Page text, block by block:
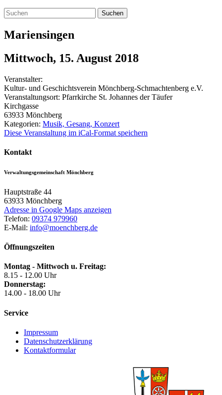
Suchen
Mariensingen
Mittwoch, 15. August 2018
Veranstalter:
Kultur- und Geschichtsverein Mönchberg-Schmachtenberg e.V.
Veranstaltungsort: Pfarrkirche St. Johannes der Täufer
Kirchgasse
63933 Mönchberg
Kategorien: Musik, Gesang, Konzert
Diese Veranstaltung im iCal-Format speichern
Kontakt
Verwaltungsgemeinschaft Mönchberg
Hauptstraße 44
63933 Mönchberg
Adresse in Google Maps anzeigen
Telefon: 09374 979960
E-Mail: info@moenchberg.de
Öffnungszeiten
Montag - Mittwoch u. Freitag:
8.15 - 12.00 Uhr
Donnerstag:
14.00 - 18.00 Uhr
Service
Impressum
Datenschutzerklärung
Kontaktformular